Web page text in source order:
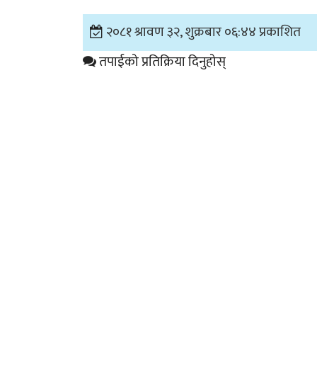
२०८१ श्रावण ३२, शुक्रबार ०६:४४ प्रकाशित
तपाईको प्रतिक्रिया दिनुहोस्